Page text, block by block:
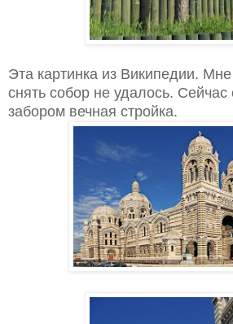
Эта картинка из Википедии. Мне
снять собор не удалось. Сейчас
забором вечная стройка.